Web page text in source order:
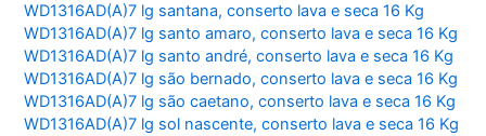
WD1316AD(A)7 lg santana,conserto lava e seca 16 Kg
WD1316AD(A)7 lg santo amaro,conserto lava e seca 16 Kg
WD1316AD(A)7 lg santo andré,conserto lava e seca 16 Kg
WD1316AD(A)7 lg são bernado,conserto lava e seca 16 Kg
WD1316AD(A)7 lg são caetano,conserto lava e seca 16 Kg
WD1316AD(A)7 lg sol nascente,conserto lava e seca 16 Kg